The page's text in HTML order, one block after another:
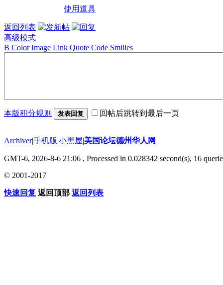
使用道具
返回列表
高级模式
B Color Image Link Quote Code Smilies
本版积分规则 发表回复 回帖后跳转到最后一页
Archiver|手机版|小黑屋|美国论坛德州华人网
GMT-6, 2026-8-6 21:06 , Processed in 0.028342 second(s), 16
© 2001-2017
快速回复 返回顶部 返回列表